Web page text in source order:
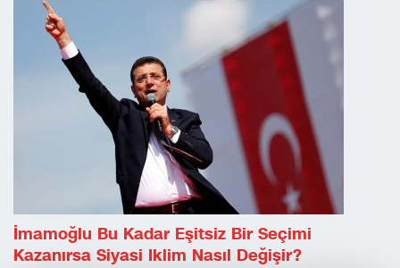
İmamoğlu Bu Kadar Eşitsiz Bir Seçimi
Kazanırsa Siyasi Iklim Nasıl Değişir?